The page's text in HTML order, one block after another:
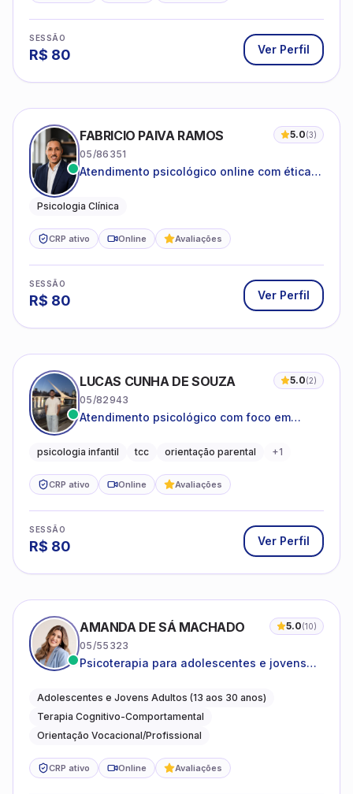
SESSÃO
R$ 80 Ver Perfil
FABRICIO PAIVA RAMOS 5.0(3)
05/86351
Atendimento psicológico online com ética,
Psicologia Clínica
CRP ativo Online Avaliações
SESSÃO
R$ 80 Ver Perfil
LUCAS CUNHA DE SOUZA 5.0(2)
05/82943
Atendimento psicológico com foco em
promovendo equilíbrio emocional e
psicologia infantil tcc orientação parental +1
CRP ativo Online Avaliações
SESSÃO
R$ 80 Ver Perfil
AMANDA DE SÁ MACHADO 5.0(10)
05/55323
Psicoterapia para adolescentes e jovens
autoestima, relações e orientação
profissional
Adolescentes e Jovens Adultos (13 aos 30 anos)
Terapia Cognitivo-Comportamental
Orientação Vocacional/Profissional
CRP ativo Online Avaliações